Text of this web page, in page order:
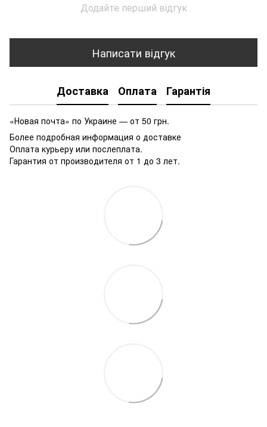
Додайте перший відгук
Написати відгук
Доставка Оплата Гарантія
«Новая почта» по Украине — от 50 грн.
Более подробная информация о доставке
Оплата курьеру или послеплата.
Гарантия от производителя от 1 до 3 лет.